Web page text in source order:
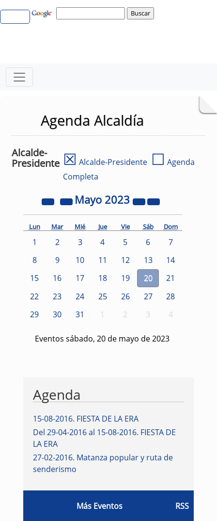
Agenda Alcaldía
Alcalde-
Presidente ☒ Alcalde-Presidente ☐ Agenda
Completa
Mayo 2023
Lun Mar Mié Jue Vie Sáb Dom
1 2 3 4 5 6
7
8
9 10 11 12 13
14
15
16 17 18 19 20
21
22
23 24 25 26 27
28
29
30 31 1 2 3 4
Eventos sábado, 20 de mayo de 2023
Agenda
15-08-2016. FIESTA DE LA ERA
Del 29-04-2016 al 15-08-2016. FIESTA DE
LA ERA
27-02-2016. Matanza popular y ruta de
senderismo
Más Eventos RSS